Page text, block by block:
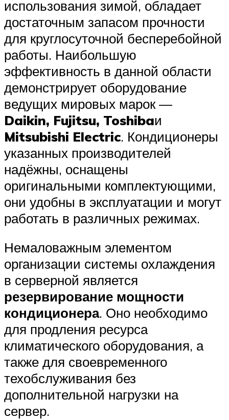
использования зимой, обладает
достаточным запасом прочности
для круглосуточной бесперебойной
работы. Наибольшую
эффективность в данной области
демонстрирует оборудование
ведущих мировых марок —
Daikin, Fujitsu, Toshibaи
Mitsubishi Electric. Кондиционеры
указанных производителей
надёжны, оснащены
оригинальными комплектующими,
они удобны в эксплуатации и могут
работать в различных режимах.
Немаловажным элементом
организации системы охлаждения
в серверной является
резервирование мощности
кондиционера. Оно необходимо
для продления ресурса
климатического оборудования, а
также для своевременного
техобслуживания без
дополнительной нагрузки на
сервер.